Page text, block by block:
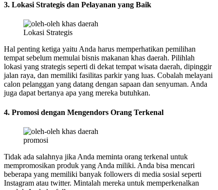
3. Lokasi Strategis dan Pelayanan yang Baik
Lokasi Strategis
Hal penting ketiga yaitu Anda harus memperhatikan pemilihan
tempat sebelum memulai bisnis makanan khas daerah. Pilihlah
lokasi yang strategis seperti di dekat tempat wisata daerah, dipinggir
jalan raya, dan memiliki fasilitas parkir yang luas. Cobalah melayani
calon pelanggan yang datang dengan sapaan dan senyuman. Anda
juga dapat bertanya apa yang mereka butuhkan.
4. Promosi dengan Mengendors Orang Terkenal
promosi
Tidak ada salahnya jika Anda meminta orang terkenal untuk
mempromosikan produk yang Anda miliki. Anda bisa mencari
beberapa yang memiliki banyak followers di media sosial seperti
Instagram atau twitter. Mintalah mereka untuk memperkenalkan